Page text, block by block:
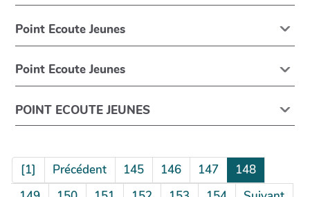
Point Ecoute Jeunes
Point Ecoute Jeunes
POINT ECOUTE JEUNES
[1] Précédent 145 146 147
148